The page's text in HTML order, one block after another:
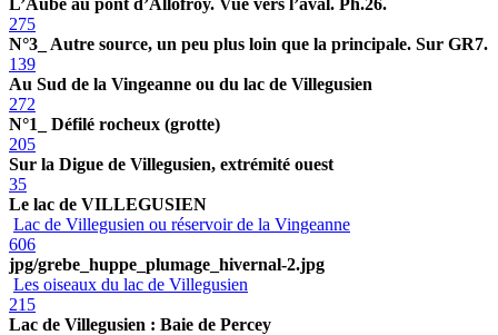
275
N°3_ Autre source, un peu plus loin que la principale. Sur GR7.
139
Au Sud de la Vingeanne ou du lac de Villegusien
272
N°1_ Défilé rocheux (grotte)
205
Sur la Digue de Villegusien, extrémité ouest
35
Le lac de VILLEGUSIEN
Lac de Villegusien ou réservoir de la Vingeanne
606
jpg/grebe_huppe_plumage_hivernal-2.jpg
Les oiseaux du lac de Villegusien
215
Lac de Villegusien : Baie de Percey